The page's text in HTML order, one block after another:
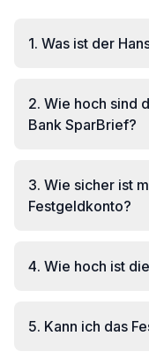
1. Was ist der
2. Wie hoch sind
Bank SparBrief?
3. Wie sicher ist
Festgeldkonto?
4. Wie hoch ist
5. Kann ich das